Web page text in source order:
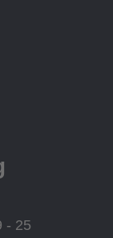
- 25